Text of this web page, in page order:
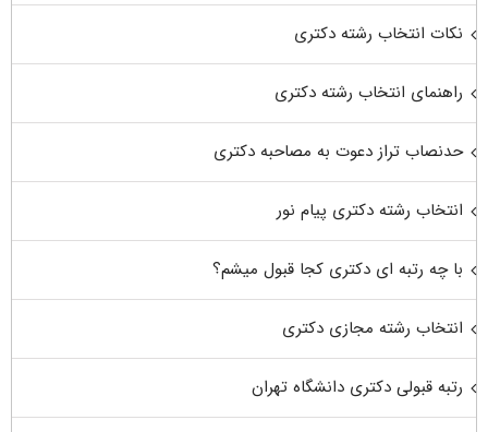
نکات انتخاب رشته دکتری
راهنمای انتخاب رشته دکتری
حدنصاب تراز دعوت به مصاحبه دکتری
انتخاب رشته دکتری پیام نور
با چه رتبه ای دکتری کجا قبول میشم؟
انتخاب رشته مجازی دکتری
رتبه قبولی دکتری دانشگاه تهران